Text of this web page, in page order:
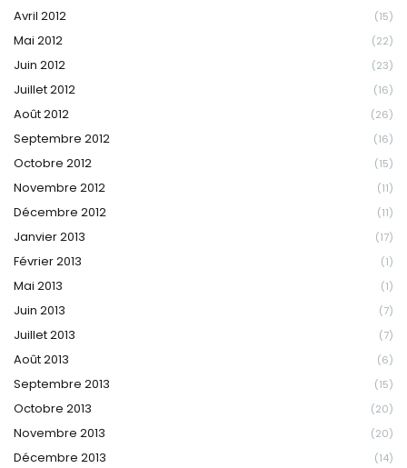
Avril 2012 (15)
Mai 2012 (22)
Juin 2012 (23)
Juillet 2012 (16)
Août 2012 (26)
Septembre 2012 (16)
Octobre 2012 (15)
Novembre 2012 (11)
Décembre 2012 (11)
Janvier 2013 (17)
Février 2013 (1)
Mai 2013 (1)
Juin 2013 (7)
Juillet 2013 (7)
Août 2013 (6)
Septembre 2013 (15)
Octobre 2013 (20)
Novembre 2013 (20)
Décembre 2013 (14)